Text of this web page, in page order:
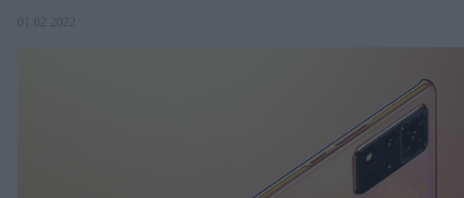
01.02.2022